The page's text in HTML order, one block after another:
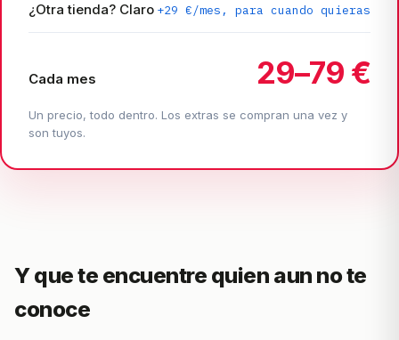
¿Otra tienda? Claro +29 €/mes, para cuando quieras
Cada mes 29–79 €
Un precio, todo dentro. Los extras se compran una vez y
son tuyos.
Y que te encuentre quien aun no te
conoce